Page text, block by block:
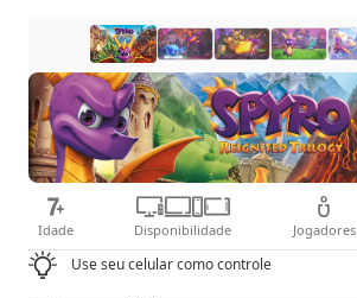
Idade Disponibilidade Jogadores
Use seu celular como controle